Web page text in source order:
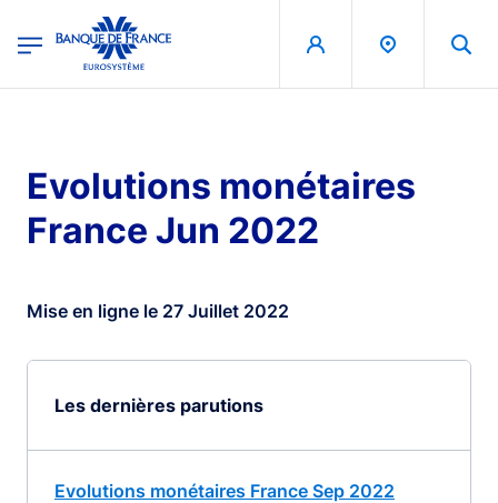
Banque de France - Menu Principal
Evolutions monétaires
France Jun 2022
Mise en ligne le 27 Juillet 2022
Les dernières parutions
Evolutions monétaires France Sep 2022